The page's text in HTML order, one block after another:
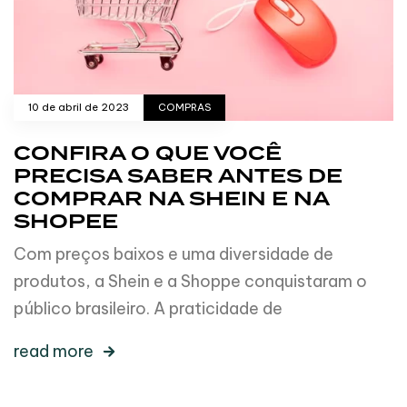
10 de abril de 2023 COMPRAS
CONFIRA O QUE VOCÊ
PRECISA SABER ANTES DE
COMPRAR NA SHEIN E NA
SHOPEE
Com preços baixos e uma diversidade de
produtos, a Shein e a Shoppe conquistaram o
público brasileiro. A praticidade de
read more